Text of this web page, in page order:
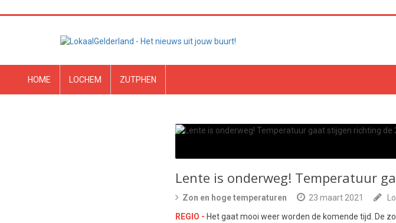
HOME LOCHEM ZUTPHEN
Lente is onderweg! Temperatuur
Zon en hoge temperaturen 23 maart 2021
REGIO - Het gaat mooi weer worden de komende tijd. De